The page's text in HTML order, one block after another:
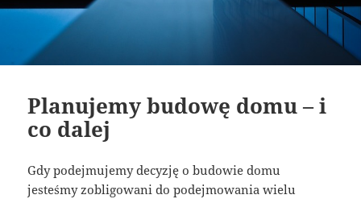
Planujemy budowę domu – i
co dalej
Gdy podejmujemy decyzję o budowie domu
jesteśmy zobligowani do podejmowania wielu